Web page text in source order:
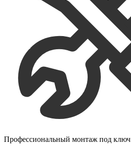
Профессиональный монтаж под ключ